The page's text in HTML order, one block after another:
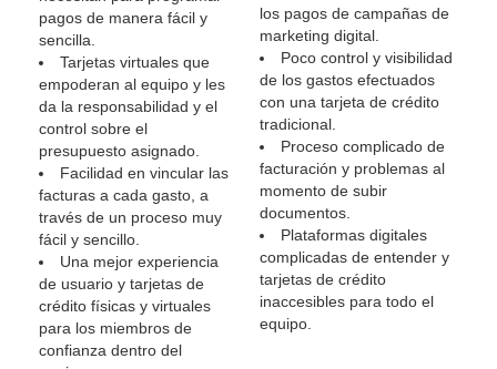
pagos de manera fácil y
sencilla.
Tarjetas virtuales que
empoderan al equipo y les
da la responsabilidad y el
control sobre el
presupuesto asignado.
Facilidad en vincular las
facturas a cada gasto, a
través de un proceso muy
fácil y sencillo.
Una mejor experiencia
de usuario y tarjetas de
crédito físicas y virtuales
para los miembros de
confianza dentro del
los pagos de campañas de
marketing digital.
Poco control y visibilidad
de los gastos efectuados
con una tarjeta de crédito
tradicional.
Proceso complicado de
facturación y problemas al
momento de subir
documentos.
Plataformas digitales
complicadas de entender y
tarjetas de crédito
inaccesibles para todo el
equipo.